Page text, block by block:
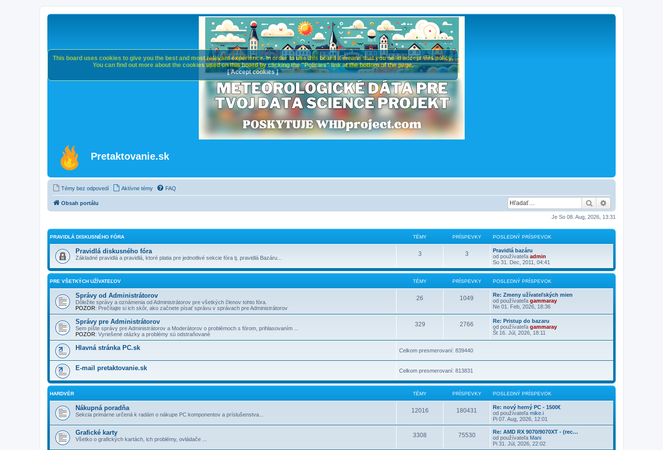
Pretaktovanie.sk
Témy bez odpovedí Aktívne témy FAQ
Obsah portálu Hľadať
Je So 08. Aug, 2026, 13:31
PRAVIDLÁ DISKUSNÉHO FÓRA TÉMY PRÍSPEVKY POSLEDNÝ PRÍSPEVOK
Pravidlá diskusného fóra
Základné pravidlá a pravidlá, ktoré platia pre jednotlivé sekcie fóra tj. pravidlá Bazáru...
3 3
Pravidlá bazáru
od používateľa admin
So 31. Dec, 2011, 04:41
PRE VŠETKÝCH UŽÍVATEĽOV TÉMY PRÍSPEVKY POSLEDNÝ PRÍSPEVOK
Správy od Administrátorov
Dôležite správy a oznámenia od Administrátorov pre všetkých členov tohto fóra.
POZOR: Prečí­tajte si ich skôr, ako začnete písať správu v správach pre Administrátorov
26 1049
Re: Zmeny užívateľských mien
od používateľa gammaray
Ne 01. Feb, 2026, 18:36
Správy pre Administrátorov
Sem píšte správy pre Administrátorov a Moderátorov o problémoch s fórom, prihlasovaní­m ...
POZOR: Vyriešené otázky a problémy sú odstraňované
329 2766
Re: Pristup do bazaru
od používateľa gammaray
Št 16. Júl, 2026, 18:11
Hlavná stránka PC.sk Celkom presmerovaní: 839440
E-mail pretaktovanie.sk Celkom presmerovaní: 813831
HARDVÉR TÉMY PRÍSPEVKY POSLEDNÝ PRÍSPEVOK
Nákupná poradňa
Sekcia primárne určená k radám o nákupe PC komponentov a príslušenstva...
12016 180431
Re: nový herný PC - 1500€
od používateľa mike.i
Pi 07. Aug, 2026, 12:01
Grafické karty
Všetko o grafických kartách, ich problémy, ovládače ...
3308 75530
Re: AMD RX 9070/9070XT - (rec…
od používateľa Mani
Pi 31. Júl, 2026, 22:02
This board uses cookies to give you the best and most relevant experience. In order to use this board it means that you need accept this policy.
You can find out more about the cookies used on this board by clicking the "Policies" link at the bottom of the page.
[ Accept cookies ]